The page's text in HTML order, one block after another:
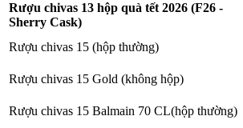
Rượu chivas 13 hộp quà tết 2026 (F26 -
Sherry Cask)
Rượu chivas 15 (hộp thường)
Rượu chivas 15 Gold (không hộp)
Rượu chivas 15 Balmain 70 CL(hộp thường)